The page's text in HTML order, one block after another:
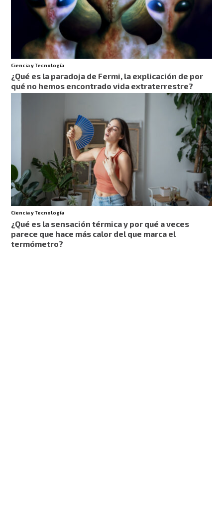
Ciencia y Tecnología
¿Qué es la paradoja de Fermi, la explicación de por
qué no hemos encontrado vida extraterrestre?
Ciencia y Tecnología
¿Qué es la sensación térmica y por qué a veces
parece que hace más calor del que marca el
termómetro?